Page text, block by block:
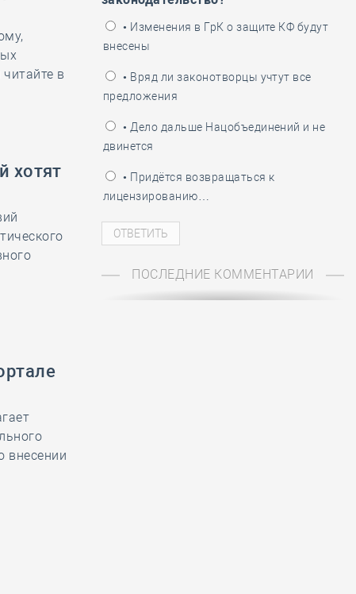
в
хотят
внесении
• Изменения в ГрК о защите КФ будут
внесены
• Вряд ли законотворцы учтут все
предложения
• Дело дальше Нацобъединений и не
двинется
• Придётся возвращаться к
лицензированию…
ПОСЛЕДНИЕ КОММЕНТАРИИ